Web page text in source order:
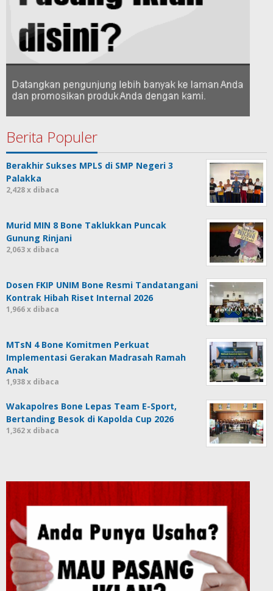
Berita Populer
Berakhir Sukses MPLS di SMP Negeri 3
Palakka
2,428 x dibaca
Murid MIN 8 Bone Taklukkan Puncak
Gunung Rinjani
2,063 x dibaca
Dosen FKIP UNIM Bone Resmi Tandatangani
Kontrak Hibah Riset Internal 2026
1,966 x dibaca
MTsN 4 Bone Komitmen Perkuat
Implementasi Gerakan Madrasah Ramah
Anak
1,938 x dibaca
Wakapolres Bone Lepas Team E-Sport,
Bertanding Besok di Kapolda Cup 2026
1,362 x dibaca